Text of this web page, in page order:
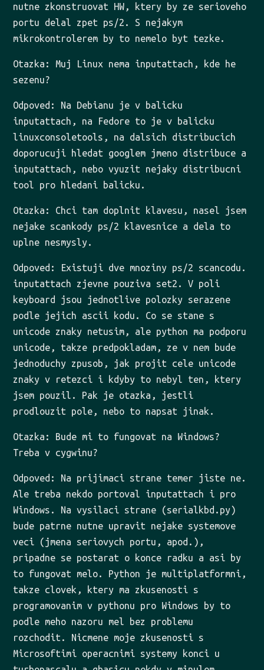
nutne zkonstruovat HW, ktery by ze serioveho
portu delal zpet ps/2. S nejakym
mikrokontrolerem by to nemelo byt tezke.
Otazka: Muj Linux nema inputattach, kde he
sezenu?
Odpoved: Na Debianu je v balicku
inputattach, na Fedore to je v balicku
linuxconsoletools, na dalsich distribucich
doporucuji hledat googlem jmeno distribuce a
inputattach, nebo vyuzit nejaky distribucni
tool pro hledani balicku.
Otazka: Chci tam doplnit klavesu, nasel jsem
nejake scankody ps/2 klavesnice a dela to
uplne nesmysly.
Odpoved: Existuji dve mnoziny ps/2 scancodu.
inputattach zjevne pouziva set2. V poli
keyboard jsou jednotlive polozky serazene
podle jejich ascii kodu. Co se stane s
unicode znaky netusim, ale python ma podporu
unicode, takze predpokladam, ze v nem bude
jednoduchy zpusob, jak projit cele unicode
znaky v retezci i kdyby to nebyl ten, ktery
jsem pouzil. Pak je otazka, jestli
prodlouzit pole, nebo to napsat jinak.
Otazka: Bude mi to fungovat na Windows?
Treba v cygwinu?
Odpoved: Na prijimaci strane temer jiste ne.
Ale treba nekdo portoval inputattach i pro
Windows. Na vysilaci strane (serialkbd.py)
bude patrne nutne upravit nejake systemove
veci (jmena seriovych portu, apod.),
pripadne se postarat o konce radku a asi by
to fungovat melo. Python je multiplatformni,
takze clovek, ktery ma zkusenosti s
programovanim v pythonu pro Windows by to
podle meho nazoru mel bez problemu
rozchodit. Nicmene moje zkusenosti s
Microsoftimi operacnimi systemy konci u